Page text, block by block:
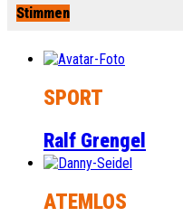
Stimmen
SPORT
Ralf Grengel
ATEMLOS